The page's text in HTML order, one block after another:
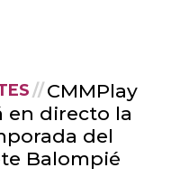
CMMPlay
en directo la
del
Balompié